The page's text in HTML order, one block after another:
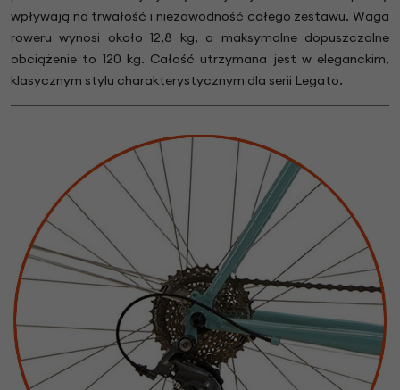
wpływają na trwałość i niezawodność całego zestawu. Waga
roweru wynosi około 12,8 kg, a maksymalne dopuszczalne
obciążenie to 120 kg. Całość utrzymana jest w eleganckim,
klasycznym stylu charakterystycznym dla serii Legato.